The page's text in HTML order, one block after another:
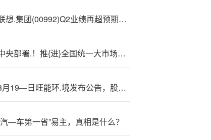
联想.集团(00992)Q2业绩再超预期：AI营收占比达三成
中央部署.！推{进}全国统一大市场建设！
8月19—日旺能环.境发布公告，股东增持77.1万股
—车第一省”易主，真相是什么？